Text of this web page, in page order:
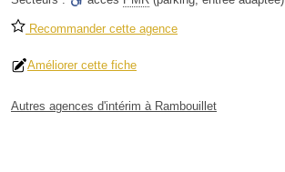
Recommander cette agence
Améliorer cette fiche
Autres agences d'intérim à Rambouillet